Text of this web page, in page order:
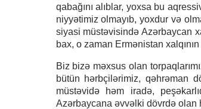
qabağını alıblar, yoxsa bu
niyyətimiz olmayıb, yoxdur və
siyasi müstəvisində Azərbaycan
bax, o zaman Ermənistan
Biz bizə məxsus olan
bütün hərbçilərimiz, qəhrəman
müstəvidə həm iradə,
Azərbaycana əvvəlki dövrdə olan